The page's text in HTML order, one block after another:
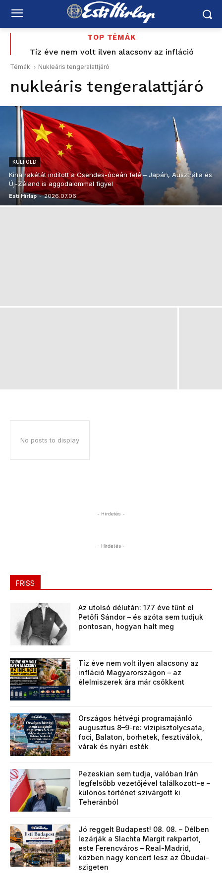
TOP TÉMÁK
Tíz éve nem volt ilyen alacsony az infláció
Magyarországon – az élelmiszerek ára már
csökkent
Országos hétvégi programajánló augusztus 8–9-re:
vízipisztolycsata, foci, Balaton, borhetek,
fesztiválok, várak és nyári esték
Témák: Nukleáris tengeralattjáró
nukleáris tengeralattjáró
KÜLFÖLD
Kína rakétát indított a Csendes-óceán felé – Japán, Ausztrália és
Új-Zéland is aggodalommal figyel
Esti Hírlap - 2026.07.06.
No posts to display
- Hirdetés -
- Hirdetés -
FRISS
Az utolsó délután: 177 éve tűnt el
Petőfi Sándor – és azóta sem tudjuk
pontosan, hogyan halt meg
Tíz éve nem volt ilyen alacsony az
infláció Magyarországon – az
élelmiszerek ára már csökkent
Országos hétvégi programajánló
augusztus 8–9-re: vízipisztolycsata,
foci, Balaton, borhetek, fesztiválok,
várak és nyári esték
Pezeskian sem tudja, valóban Irán
legfelsőbb vezetőjével találkozott-e –
különös történet szivárgott ki
Teheránból
Jó reggelt Budapest! 08. 08. – Délben
lezárják a Slachta Margit rakpartot,
este Ferencváros – Real-Madrid,
közben nagy koncert lesz az Óbudai-
szigeten